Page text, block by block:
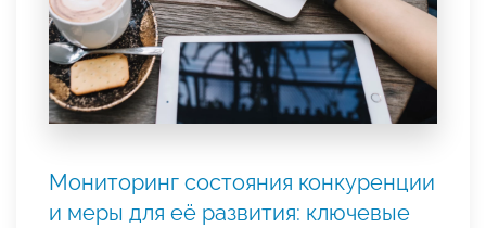
Мониторинг состояния конкуренции
и меры для её развития: ключевые